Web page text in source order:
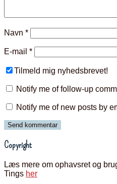
Navn *
E-mail *
Tilmeld mig nyhedsbrevet!
Notify me of follow-up
Notify me of new posts by
Copyright
Læs mere om ophavsret og
Tings her